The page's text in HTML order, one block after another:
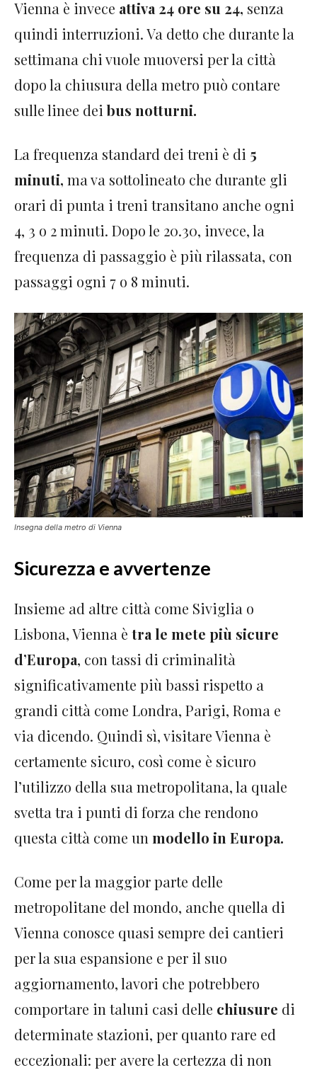
Vienna è invece attiva 24 ore su 24, senza
quindi interruzioni. Va detto che durante la
settimana chi vuole muoversi per la città
dopo la chiusura della metro può contare
sulle linee deibus notturni.
La frequenza standard dei treni è di 5
minuti, ma va sottolineato che durante gli
orari di punta i treni transitano anche ogni
4, 3 o 2 minuti. Dopo le 20.30, invece, la
frequenza di passaggio è più rilassata, con
passaggi ogni 7 o 8 minuti.
Insegna della metro di Vienna
Sicurezza e avvertenze
Insieme ad altre città come Siviglia o
Lisbona, Vienna è tra le mete più sicure
d’Europa, con tassi di criminalità
significativamente più bassi rispetto a
grandi città come Londra, Parigi, Roma e
via dicendo. Quindi sì, visitare Vienna è
certamente sicuro, così come è sicuro
l’utilizzo della sua metropolitana, la quale
svetta tra i punti di forza che rendono
questa città come un modello in Europa.
Come per la maggior parte delle
metropolitane del mondo, anche quella di
Vienna conosce quasi sempre dei cantieri
per la sua espansione e per il suo
aggiornamento, lavori che potrebbero
comportare in taluni casi delle chiusure di
determinate stazioni, per quanto rare ed
eccezionali: per avere la certezza di non